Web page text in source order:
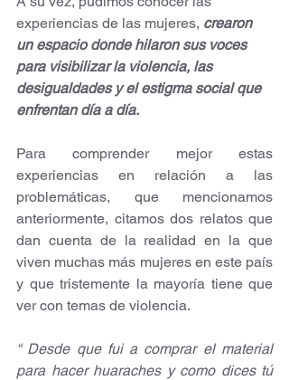
experiencias de las mujeres, crearon
un espacio donde hilaron sus voces
para visibilizar la violencia, las
desigualdades y el estigma social que
enfrentan día a día.
Para comprender mejor estas
experiencias en relación a las
problemáticas, que mencionamos
anteriormente, citamos dos relatos que
dan cuenta de la realidad en la que
viven muchas más mujeres en este país
y que tristemente la mayoría tiene que
ver con temas de violencia.
“ Desde que fui a comprar el material
para hacer huaraches y como dices tú